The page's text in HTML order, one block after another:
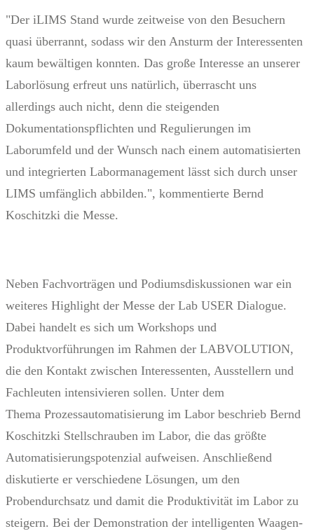
"Der iLIMS Stand wurde zeitweise von den Besuchern
quasi überrannt, sodass wir den Ansturm der Interessenten
kaum bewältigen konnten. Das große Interesse an unserer
Laborlösung erfreut uns natürlich, überrascht uns
allerdings auch nicht, denn die steigenden
Dokumentationspflichten und Regulierungen im
Laborumfeld und der Wunsch nach einem automatisierten
und integrierten Labormanagement lässt sich durch unser
LIMS umfänglich abbilden.", kommentierte Bernd
Koschitzki die Messe.
Neben Fachvorträgen und Podiumsdiskussionen war ein
weiteres Highlight der Messe der Lab USER Dialogue.
Dabei handelt es sich um Workshops und
Produktvorführungen im Rahmen der LABVOLUTION,
die den Kontakt zwischen Interessenten, Ausstellern und
Fachleuten intensivieren sollen. Unter dem
Thema Prozessautomatisierung im Labor beschrieb Bernd
Koschitzki Stellschrauben im Labor, die das größte
Automatisierungspotenzial aufweisen. Anschließend
diskutierte er verschiedene Lösungen, um den
Probendurchsatz und damit die Produktivität im Labor zu
steigern. Bei der Demonstration der intelligenten Waagen-